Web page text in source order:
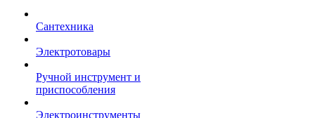
Сантехника
Электротовары
Ручной инструмент и
приспособления
Электроинструменты